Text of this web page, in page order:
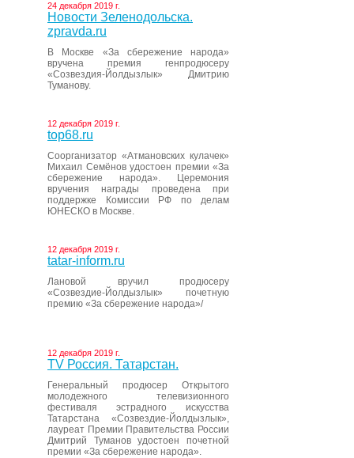
24 декабря 2019 г.
Новости Зеленодольска.
zpravda.ru
В Москве «За сбережение народа»
вручена премия генпродюсеру
«Созвездия-Йолдызлык» Дмитрию
Туманову.
12 декабря 2019 г.
top68.ru
Соорганизатор «Атмановских кулачек»
Михаил Семёнов удостоен премии «За
сбережение народа». Церемония
вручения награды проведена при
поддержке Комиссии РФ по делам
ЮНЕСКО в Москве.
12 декабря 2019 г.
tatar-inform.ru
Лановой вручил продюсеру
«Созвездие-Йолдызлык» почетную
премию «За сбережение народа»/
12 декабря 2019 г.
ТV Россия. Татарстан.
Генеральный продюсер Открытого
молодежного телевизионного
фестиваля эстрадного искусства
Татарстана «Созвездие-Йолдызлык»,
лауреат Премии Правительства России
Дмитрий Туманов удостоен почетной
премии «За сбережение народа».